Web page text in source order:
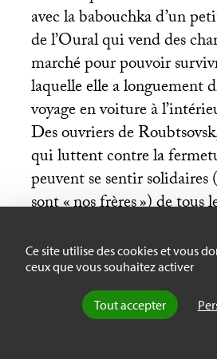
Ce site utilise des cookies et vous
ceux que vous souhaitez activer
Tout accepter
avec la babouchka d’un
de l’Oural qui vend des
marché pour pouvoir
laquelle elle a longuement
voyage en voiture à
Des ouvriers de
qui luttent contre la
peuvent se sentir solidaires
sont «nos frères») de tous
», surtout en
reconnaissance matérielle
qu’à un mépris de la part
nouveaux riches, ressenti
collectivement humiliant («